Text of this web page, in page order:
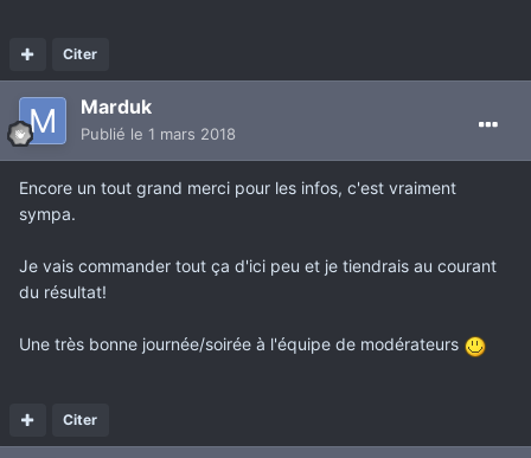
Citer
Marduk
Publié le 1 mars 2018
Encore un tout grand merci pour les infos, c'est vraiment
sympa.
Je vais commander tout ça d'ici peu et je tiendrais au courant
du résultat!
Une très bonne journée/soirée à l'équipe de modérateurs
Citer